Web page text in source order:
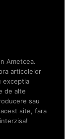
Ametcea.
articolelor
exceptia
de alte
sau
site, fara